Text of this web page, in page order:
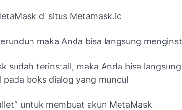
di situs Metamask.io
maka Anda bisa langsung
sudah terinstall, maka Anda bisa
boks dialog yang muncul
untuk membuat akun MetaMask